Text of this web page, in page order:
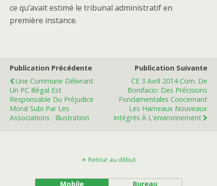
ce qu’avait estimé le tribunal administratif en
première instance.
Publication Précédente
Une Commune Délivrant
Un PC Illégal Est
Responsable Du Préjudice
Moral Subi Par Les
Associations : Illustration
Publication Suivante
CE 3 Avril 2014 Com. De
Bonifacio: Des Précisions
Fondamentales Concernant
Les Hameaux Nouveaux
Intégrés À L'environnement
Retour au début
Mobile Bureau